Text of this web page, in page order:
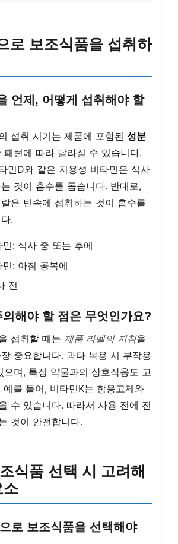
로 보조식품을 섭취하
언제, 어떻게 섭취해야 할
섭취 시기는 제품에 포함된 성분
패턴에 따라 달라질 수 있습니다.
민D와 같은 지용성 비타민은 식사
것이 흡수를 돕습니다. 반대로,
은 빈속에 섭취하는 것이 흡수를
.
민: 식사 중 또는 후에
: 아침 공복에
전
해야 할 점은 무엇인가요?
섭취할 때는 제품 라벨의 지침을
중요합니다. 과다 복용 시 부작용
으며, 특정 약물과의 상호작용도 고
예를 들어, 비타민K는 항응고제와
수 있습니다. 따라서 사용 전에 전
것이 안전합니다.
식품 선택 시 고려해
소
로 보조식품을 선택해야